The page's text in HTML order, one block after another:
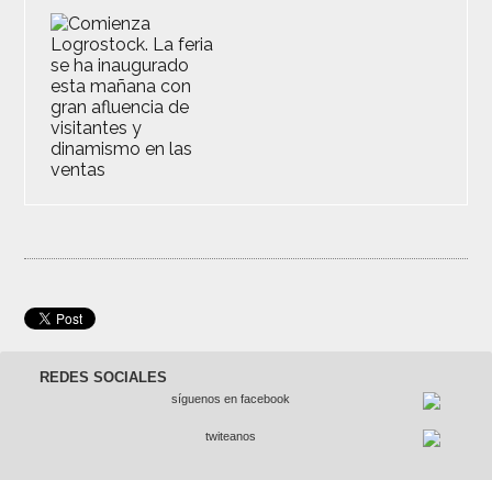
REDES SOCIALES
síguenos en facebook
twiteanos